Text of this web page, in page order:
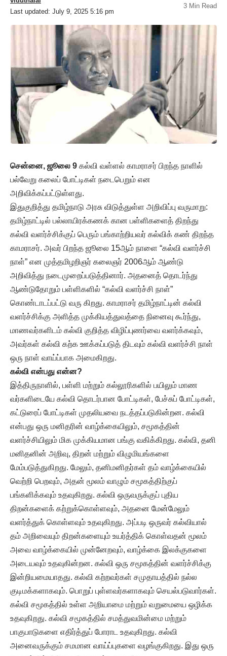
Last updated: July 9, 2025 5:16 pm
3 Min Read
சென்னை, ஜூலை 9 கல்வி வள்ளல் காமராசர் பிறந்த நாளில்
பல்வேறு கலைப் போட்டிகள் நடைபெறும் என
அறிவிக்கப்பட்டுள்ளது.
இதுகுறித்து தமிழ்நாடு அரசு விடுத்துள்ள அறிவிப்பு வருமாறு:
தமிழ்நாட்டில் பல்லாயிரக்கணக் கான பள்ளிகளைத் திறந்து
கல்வி வளர்ச்சிக்குப் பெரும் பங்காற்றியவர் கல்விக் கண் திறந்த
காமராசர். அவர் பிறந்த ஜூலை 15ஆம் நாளை “கல்வி வளர்ச்சி
நாள்” என முத்தமிழறிஞர் கலைஞர் 2006ஆம் ஆண்டு
அறிவித்து நடைமுறைப்படுத்தினார். அதனைத் தொடர்ந்து
ஆண்டுதோறும் பள்ளிகளில் “கல்வி வளர்ச்சி நாள்”
கொண்டாடப்பட்டு வரு கிறது. காமராசர் தமிழ்நாட்டின் கல்வி
வளர்ச்சிக்கு அளித்த முக்கியத்துவத்தை நினைவு கூர்ந்து,
மாணவர்களிடம் கல்வி குறித்த விழிப்புணர்வை வளர்க்கவும்,
அவர்கள் கல்வி கற்க ஊக்கப்படுத் திடவும் கல்வி வளர்ச்சி நாள்
ஒரு நாள் வாய்ப்பாக அமைகிறது.
கல்வி என்பது என்ன?
இத்திருநாளில், பள்ளி மற்றும் கல்லூரிகளில் பயிலும் மாண
வர்களிடையே கல்வி தொடர்பான போட்டிகள், பேச்சுப் போட்டிகள்,
கட்டுரைப் போட்டிகள் முதலியவை நடத்தப்படுகின்றன. கல்வி
என்பது ஒரு மனிதரின் வாழ்க்கையிலும், சமூகத்தின்
வளர்ச்சியிலும் மிக முக்கியமான பங்கு வகிக்கிறது. கல்வி, தனி
மனிதனின் அறிவு, திறன் மற்றும் விழுமியங்களை
மேம்படுத்துகிறது. மேலும், தனிமனிதர்கள் தம் வாழ்க்கையில்
வெற்றி பெறவும், அதன் மூலம் வாழும் சமூகத்திற்குப்
பங்களிக்கவும் உதவுகிறது. கல்வி ஒருவருக்குப் புதிய
திறன்களைக் கற்றுக்கொள்ளவும், அதனை மேன்மேலும்
வளர்த்துக் கொள்ளவும் உதவுகிறது. அப்படி ஒருவர் கல்வியால்
தம் அறிவையும் திறன்களையும் உயர்த்திக் கொள்வதன் மூலம்
அவை வாழ்க்கையில் முன்னேறவும், வாழ்க்கை இலக்குகளை
அடையவும் உதவுகின்றன. கல்வி ஒரு சமூகத்தின் வளர்ச்சிக்கு
இன்றியமையாதது. கல்வி கற்றவர்கள் சமுதாயத்தில் நல்ல
குடிமக்களாகவும். பொறுப் புள்ளவர்களாகவும் செயல்படுவார்கள்.
கல்வி சமூகத்தில் உள்ள அறியாமை மற்றும் வறுமையை ஒழிக்க
உதவுகிறது. கல்வி சமூகத்தில் சமத்துவமின்மை மற்றும்
பாகுபாடுகளை எதிர்த்துப் போராட உதவுகிறது. கல்வி
அனைவருக்கும் சமமான வாய்ப்புகளை வழங்குகிறது. இது ஒரு